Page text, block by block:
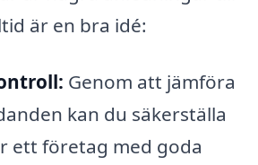
är en bra idé:
Genom att jämföra
kan du säkerställa
ett företag med goda